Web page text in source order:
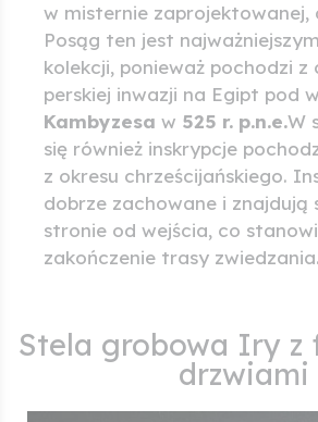
w misternie zaprojektowanej,
Posąg ten jest
kolekcji, ponieważ pochodzi z
perskiej inwazji na Egipt pod
Kambyzesa w 525 r. p.n.e.W
się również inskrypcje
z okresu chrześcijańskiego.
dobrze zachowane i znajdują
stronie od wejścia, co
zakończenie trasy zwiedzania.
Stela grobowa Iry z
drzwiami